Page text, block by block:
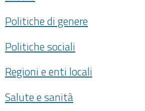
Politiche di genere
Politiche sociali
Regioni e enti locali
Salute e sanità